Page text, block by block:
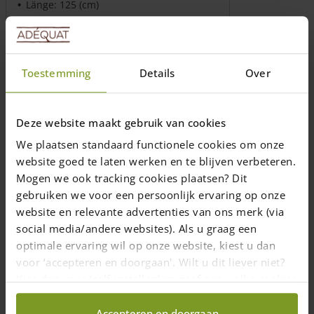
Toestemming Details Over
Deze website maakt gebruik van cookies
We plaatsen standaard functionele cookies om onze
website goed te laten werken en te blijven verbeteren.
Mogen we ook tracking cookies plaatsen? Dit
gebruiken we voor een persoonlijk ervaring op onze
website en relevante advertenties van ons merk (via
social media/andere websites). Als u graag een
optimale ervaring wil op onze website, kiest u dan
voor ‘accepteren en doorgaan'. Wilt u dit liever niet?
Kies dan voor ‘zelf instellen’ en geef aan welke cookies
wij wel mogen verzamelen.
Länge: 125 (cm)
Lieferzeit: 1-2 Wochen
In den Warenkorb